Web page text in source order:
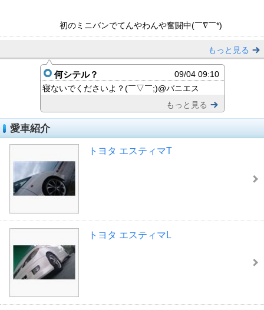
初のミニバンでてんやわんや奮闘中(￣∇￣*)ゞ
もっと見る
何シテル？
09/04 09:10
寝ないでくださいよ？(￣▽￣;)@バニエス
もっと見る
愛車紹介
トヨタ エスティマT
トヨタ エスティマL